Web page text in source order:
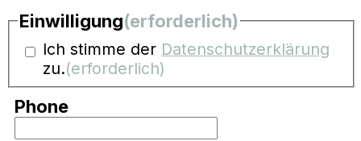
Einwilligung(erforderlich)
Ich stimme der Datenschutzerklärung
zu.(erforderlich)
Phone